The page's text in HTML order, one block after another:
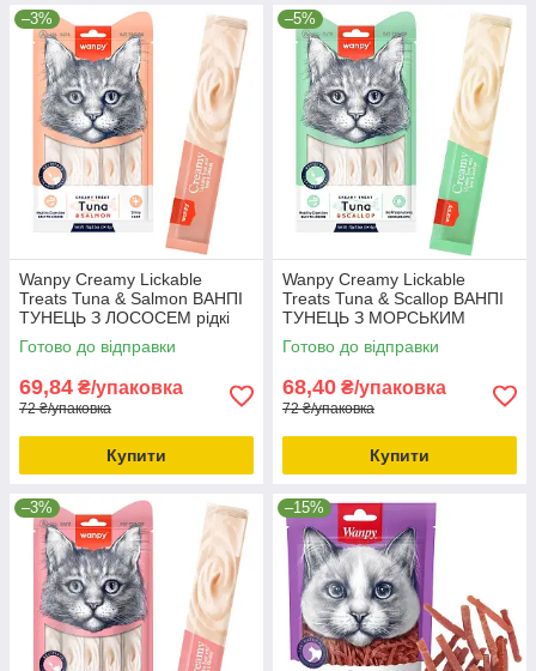
–3%
Wanpy Creamy Lickable
Treats Tuna & Salmon ВАНПІ
ТУНЕЦЬ З ЛОСОСЕМ рідкі
ласощі для котів 0.07кг
Готово до відправки
69,84 ₴/упаковка
72 ₴/упаковка
Купити
–5%
Wanpy Creamy Lickable
Treats Tuna & Scallop ВАНПІ
ТУНЕЦЬ З МОРСЬКИМ
гребінцем рідкі ласощі для
котів 0.07кг
Готово до відправки
68,40 ₴/упаковка
72 ₴/упаковка
Купити
–3% –15%